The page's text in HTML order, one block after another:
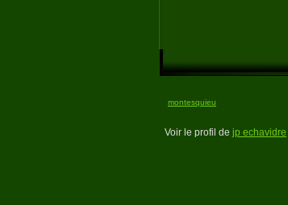
montesquieu
Voir le profil de jp echavidre